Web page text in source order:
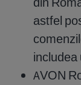
astfel
includea
AVON